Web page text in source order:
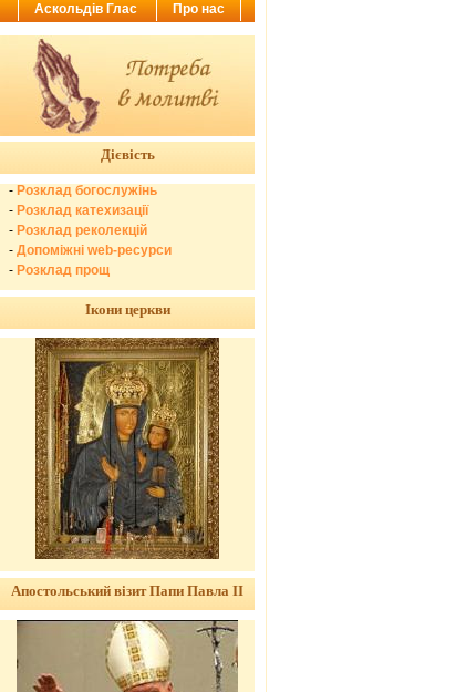
Дієвість
- Розклад богослужінь
- Розклад катехизації
- Розклад реколекцій
- Допоміжні web-ресурси
- Розклад прощ
Ікони церкви
Апостольський візит Папи Павла ІІ
Аскольдів Глас Про нас